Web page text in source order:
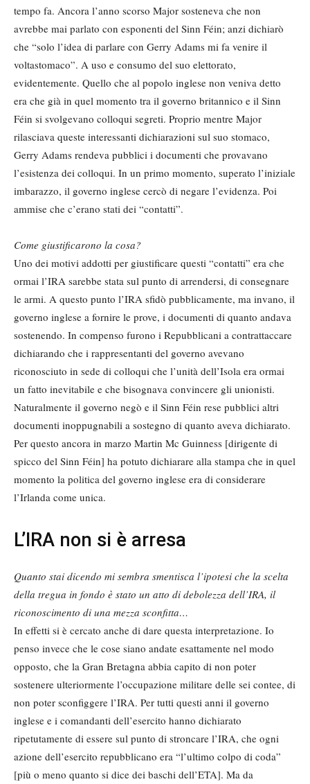
tempo fa. Ancora l’anno scorso Major sosteneva che non
avrebbe mai parlato con esponenti del Sinn Féin; anzi dichiarò
che “solo l’idea di parlare con Gerry Adams mi fa venire il
voltastomaco”. A uso e consumo del suo elettorato,
evidentemente. Quello che al popolo inglese non veniva detto
era che già in quel momento tra il governo britannico e il Sinn
Féin si svolgevano colloqui segreti. Proprio mentre Major
rilasciava queste interessanti dichiarazioni sul suo stomaco,
Gerry Adams rendeva pubblici i documenti che provavano
l’esistenza dei colloqui. In un primo momento, superato l’iniziale
imbarazzo, il governo inglese cercò di negare l’evidenza. Poi
ammise che c’erano stati dei “contatti”.
Come giustificarono la cosa?
Uno dei motivi addotti per giustificare questi “contatti” era che
ormai l’IRA sarebbe stata sul punto di arrendersi, di consegnare
le armi. A questo punto l’IRA sfidò pubblicamente, ma invano, il
governo inglese a fornire le prove, i documenti di quanto andava
sostenendo. In compenso furono i Repubblicani a contrattaccare
dichiarando che i rappresentanti del governo avevano
riconosciuto in sede di colloqui che l’unità dell’Isola era ormai
un fatto inevitabile e che bisognava convincere gli unionisti.
Naturalmente il governo negò e il Sinn Féin rese pubblici altri
documenti inoppugnabili a sostegno di quanto aveva dichiarato.
Per questo ancora in marzo Martin Mc Guinness [dirigente di
spicco del Sinn Féin] ha potuto dichiarare alla stampa che in quel
momento la politica del governo inglese era di considerare
l’Irlanda come unica.
L’IRA non si è arresa
Quanto stai dicendo mi sembra smentisca l’ipotesi che la scelta
della tregua in fondo è stato un atto di debolezza dell’IRA, il
riconoscimento di una mezza sconfitta…
In effetti si è cercato anche di dare questa interpretazione. Io
penso invece che le cose siano andate esattamente nel modo
opposto, che la Gran Bretagna abbia capito di non poter
sostenere ulteriormente l’occupazione militare delle sei contee, di
non poter sconfiggere l’IRA. Per tutti questi anni il governo
inglese e i comandanti dell’esercito hanno dichiarato
ripetutamente di essere sul punto di stroncare l’IRA, che ogni
azione dell’esercito repubblicano era “l’ultimo colpo di coda”
[più o meno quanto si dice dei baschi dell’ETA]. Ma da